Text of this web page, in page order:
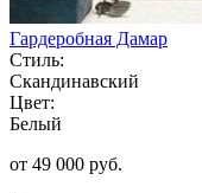
Гардеробная Дамар
Стиль:
Скандинавский
Цвет:
Белый
от 49 000 руб.